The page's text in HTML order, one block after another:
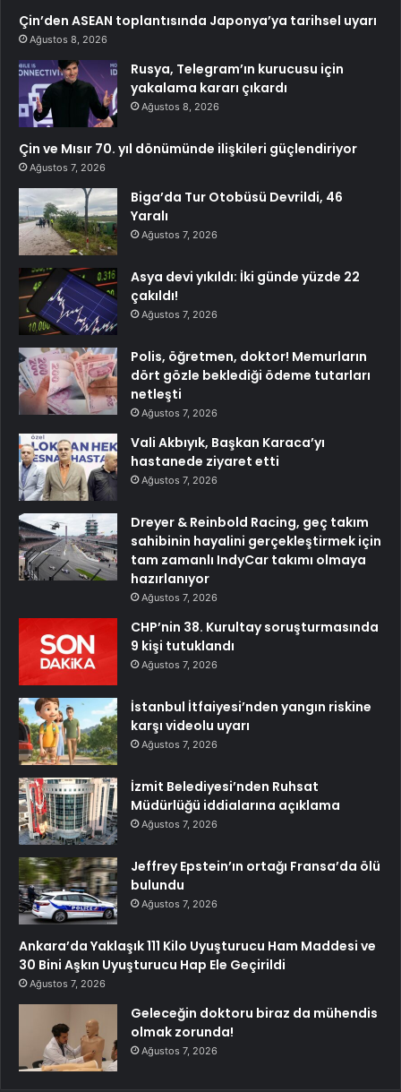
Çin’den ASEAN toplantısında Japonya’ya tarihsel uyarı
Ağustos 8, 2026
Rusya, Telegram’ın kurucusu için
yakalama kararı çıkardı
Ağustos 8, 2026
Çin ve Mısır 70. yıl dönümünde ilişkileri güçlendiriyor
Ağustos 7, 2026
Biga’da Tur Otobüsü Devrildi, 46
Yaralı
Ağustos 7, 2026
Asya devi yıkıldı: İki günde yüzde 22
çakıldı!
Ağustos 7, 2026
Polis, öğretmen, doktor! Memurların
dört gözle beklediği ödeme tutarları
netleşti
Ağustos 7, 2026
Vali Akbıyık, Başkan Karaca’yı
hastanede ziyaret etti
Ağustos 7, 2026
Dreyer & Reinbold Racing, geç takım
sahibinin hayalini gerçekleştirmek için
tam zamanlı IndyCar takımı olmaya
hazırlanıyor
Ağustos 7, 2026
CHP’nin 38. Kurultay soruşturmasında
9 kişi tutuklandı
Ağustos 7, 2026
İstanbul İtfaiyesi’nden yangın riskine
karşı videolu uyarı
Ağustos 7, 2026
İzmit Belediyesi’nden Ruhsat
Müdürlüğü iddialarına açıklama
Ağustos 7, 2026
Jeffrey Epstein’ın ortağı Fransa’da ölü
bulundu
Ağustos 7, 2026
Ankara’da Yaklaşık 111 Kilo Uyuşturucu Ham Maddesi ve
30 Bini Aşkın Uyuşturucu Hap Ele Geçirildi
Ağustos 7, 2026
Geleceğin doktoru biraz da mühendis
olmak zorunda!
Ağustos 7, 2026